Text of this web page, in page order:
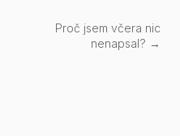
Proč jsem včera nic
nenapsal? →